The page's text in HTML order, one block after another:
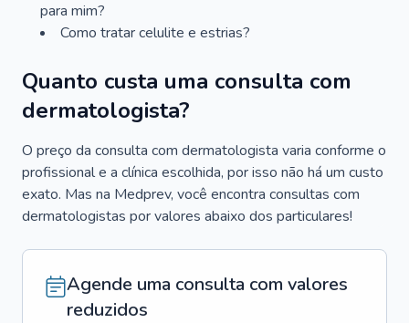
para mim?
Como tratar celulite e estrias?
Quanto custa uma consulta com
dermatologista?
O preço da consulta com dermatologista varia conforme o
profissional e a clínica escolhida, por isso não há um custo
exato. Mas na Medprev, você encontra consultas com
dermatologistas por valores abaixo dos particulares!
Agende uma consulta com valores
reduzidos